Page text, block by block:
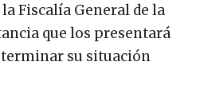
la Fiscalía General de la
que los presentará
su situación